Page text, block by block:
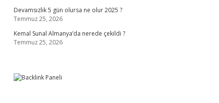
Devamsızlık 5 gün olursa ne olur 2025 ?
Temmuz 25, 2026
Kemal Sunal Almanya’da nerede çekildi ?
Temmuz 25, 2026